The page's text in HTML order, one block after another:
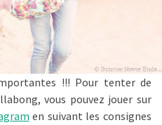
!!! Pour tenter de
vous pouvez jouer sur
en suivant les consignes